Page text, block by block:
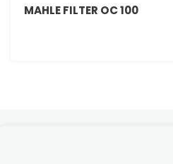
MAHLE FILTER OC 100